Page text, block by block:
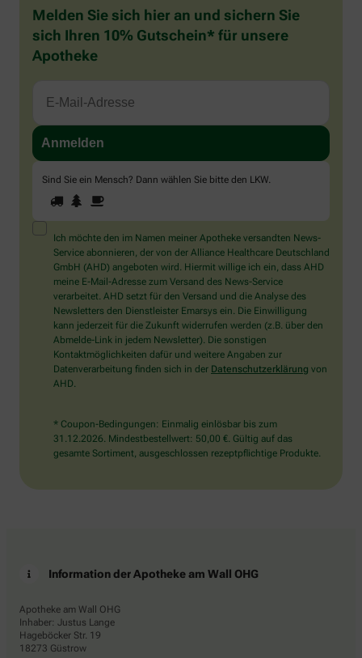
Melden Sie sich hier an und sichern Sie
sich Ihren 10% Gutschein* für unsere
Apotheke
Sind Sie ein Mensch? Dann wählen Sie bitte den LKW
Sie
ein
Mensch?
Dann
wählen
Sie
bitte
den
LKW.
1 2
Ich möchte den im Namen meiner Apotheke versandten News-
Service abonnieren, der von der Alliance Healthcare Deutschland
GmbH (AHD) angeboten wird. Hiermit willige ich ein, dass AHD
meine E-Mail-Adresse zum Versand des News-Service
verarbeitet. AHD setzt für den Versand und die Analyse des
Newsletters den Dienstleister Emarsys ein. Die Einwilligung
kann jederzeit für die Zukunft widerrufen werden (z.B. über den
Abmelde-Link in jedem Newsletter). Die sonstigen
Kontaktmöglichkeiten dafür und weitere Angaben zur
Datenverarbeitung finden sich in der Datenschutzerklärung von
AHD.
* Coupon-Bedingungen: Einmalig einlösbar bis zum
31.12.2026. Mindestbestellwert: 50,00 €. Gültig auf das
gesamte Sortiment, ausgeschlossen rezeptpflichtige Produkte.
Information der Apotheke am Wall OHG
Apotheke am Wall OHG
Inhaber: Justus Lange
Hageböcker Str. 19
18273 Güstrow